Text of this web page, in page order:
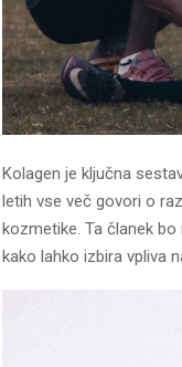
Kolagen je ključna
letih vse več govori o
kozmetike. Ta članek
kako lahko izbira vpliva